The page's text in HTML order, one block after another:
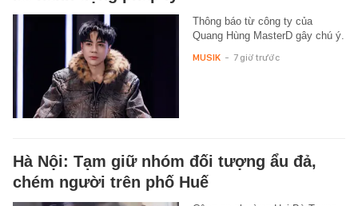
Thông báo từ công ty của
Quang Hùng MasterD gây chú ý.
MUSIK - 7 giờ trước
Hà Nội: Tạm giữ nhóm đối tượng ẩu đả,
chém người trên phố Huế